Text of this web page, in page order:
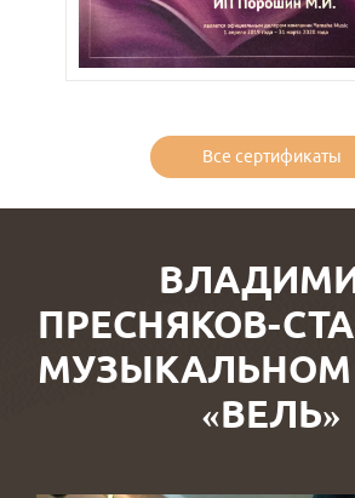
Все сертификаты
ПРЕСНЯКОВ-
МУЗЫКАЛЬНОМ
«ВЕЛЬ»